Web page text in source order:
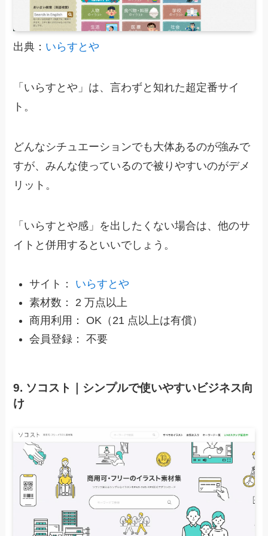
出典： いらすとや
「いらすとや」は、言わずと知れた超定番サイ
ト。
どんなシチュエーションでも大体あるのが強みで
すが、みんな使っているので被りやすいのがデメ
リット。
「いらすとや感」を出したくない場合は、他のサ
イトと併用するといいでしょう。
サイト： いらすとや
素材数： 2 万点以上
商用利用： OK（21 点以上は有償）
会員登録： 不要
9. ソコスト｜シンプルで使いやすいビジネス向
け